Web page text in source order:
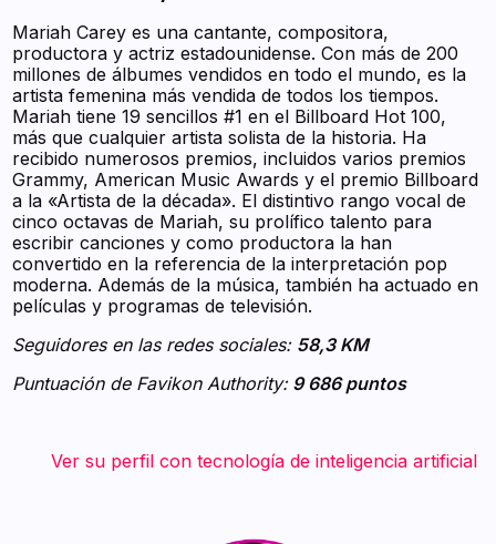
Mariah Carey es una cantante, compositora,
productora y actriz estadounidense. Con más de 200
millones de álbumes vendidos en todo el mundo, es la
artista femenina más vendida de todos los tiempos.
Mariah tiene 19 sencillos #1 en el Billboard Hot 100,
más que cualquier artista solista de la historia. Ha
recibido numerosos premios, incluidos varios premios
Grammy, American Music Awards y el premio Billboard
a la «Artista de la década». El distintivo rango vocal de
cinco octavas de Mariah, su prolífico talento para
escribir canciones y como productora la han
convertido en la referencia de la interpretación pop
moderna. Además de la música, también ha actuado en
películas y programas de televisión.
Seguidores en las redes sociales: 58,3 KM
Puntuación de Favikon Authority:9 686 puntos
‍ ‍ ‍ ‍ ‍ ‍ ‍ Ver su perfil con tecnología de inteligencia artificial